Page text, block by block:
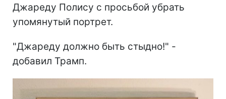
Джареду Полису с просьбой убрать
упомянутый портрет.
"Джареду должно быть стыдно!" -
добавил Трамп.